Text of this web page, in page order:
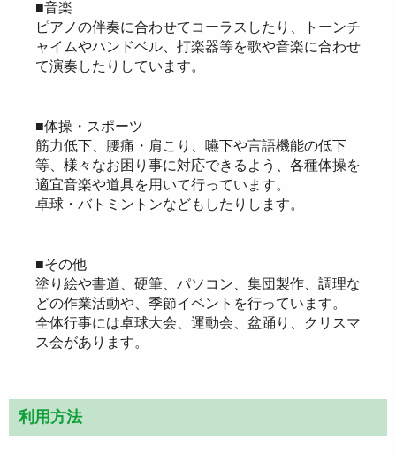
■音楽
ピアノの伴奏に合わせてコーラスしたり、トーンチ
ャイムやハンドベル、打楽器等を歌や音楽に合わせ
て演奏したりしています。
■体操・スポーツ
筋力低下、腰痛・肩こり、嚥下や言語機能の低下
等、様々なお困り事に対応できるよう、各種体操を
適宜音楽や道具を用いて行っています。
卓球・バトミントンなどもしたりします。
■その他
塗り絵や書道、硬筆、パソコン、集団製作、調理な
どの作業活動や、季節イベントを行っています。
全体行事には卓球大会、運動会、盆踊り、クリスマ
ス会があります。
利用方法